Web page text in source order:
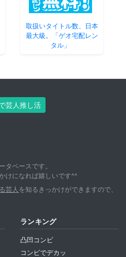
取扱いタイトル数、日本
最大級。「ゲオ宅配レン
タル」
芸人推し活
タベースです。
けになれば嬉しいです^^
芸人を知るきっかけができますので、
ランキング
凸凹コンビ
コンビでデカッ